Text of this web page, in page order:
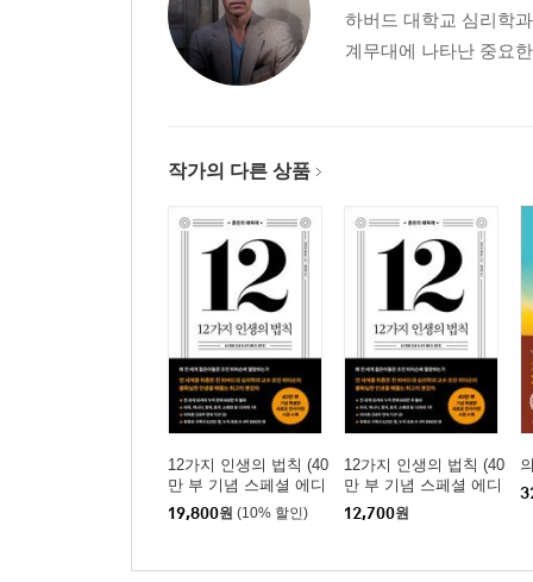
하버드 대학교 심리학
계무대에 나타난 중요
작가의 다른 상품
12가지 인생의 법칙 (40
만 부 기념 스페셜 에디
션)
19,800원 (10% 할인)
12가지 인생의 법칙 (40
만 부 기념 스페셜 에디
션)
12,700원